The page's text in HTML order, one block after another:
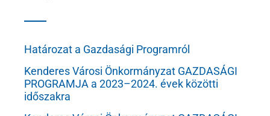
Határozat a Gazdasági Programról
Kenderes Városi Önkormányzat GAZDASÁGI
PROGRAMJA a 2023–2024. évek közötti
időszakra